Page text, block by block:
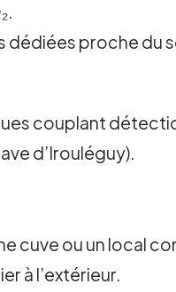
dédiées proche du
couplant
d’Irouléguy).
cuve ou un local
à l’extérieur.